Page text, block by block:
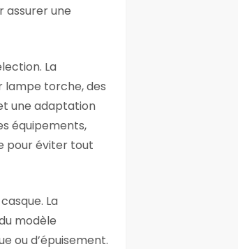
assurer une
La
lampe torche, des
une adaptation
équipements,
pour éviter tout
La
modèle
ou d’épuisement.